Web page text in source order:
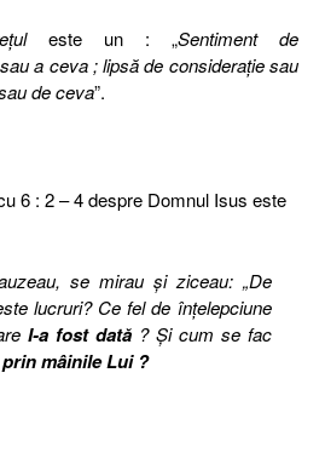
este un : „Sentiment de
a ceva ; lipsă de considerație sau
de ceva”.
6 : 2 – 4 despre Domnul Isus este
se mirau şi ziceau: „De
lucruri? Ce fel de înţelepciune
I-a fost dată? Şi cum se fac
prin mâinile Lui ?